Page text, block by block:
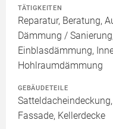
TÄTIGKEITEN
Reparatur, Beratung,
Dämmung /
Einblasdämmung,
Hohlraumdämmung
GEBÄUDETEILE
Fassade, Kellerdecke